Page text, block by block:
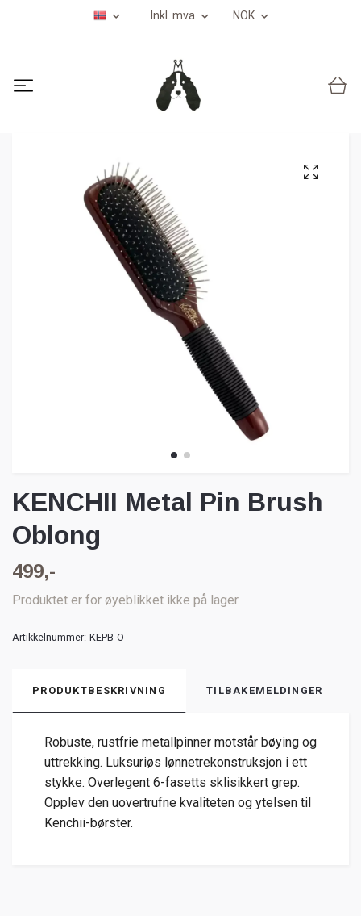
Inkl. mva NOK
KENCHII Metal Pin Brush
Oblong
499,-
Produktet er for øyeblikket ikke på lager.
Artikkelnummer: KEPB-O
PRODUKTBESKRIVNING TILBAKEMELDINGER
Robuste, rustfrie metallpinner motstår bøying og
uttrekking. Luksuriøs lønnetrekonstruksjon i ett
stykke. Overlegent 6-fasetts sklisikkert grep.
Opplev den uovertrufne kvaliteten og ytelsen til
Kenchii-børster.